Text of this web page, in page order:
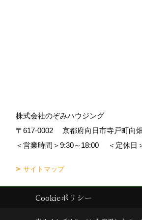
株式会社のぞみハウジング
〒617-0002
京都府向日市寺戸町向
＜営業時間＞9:30～18:00
＜定休日
サイトマップ
Copyright (c) Nozomi Housing. All Rights
Cookieポリシー